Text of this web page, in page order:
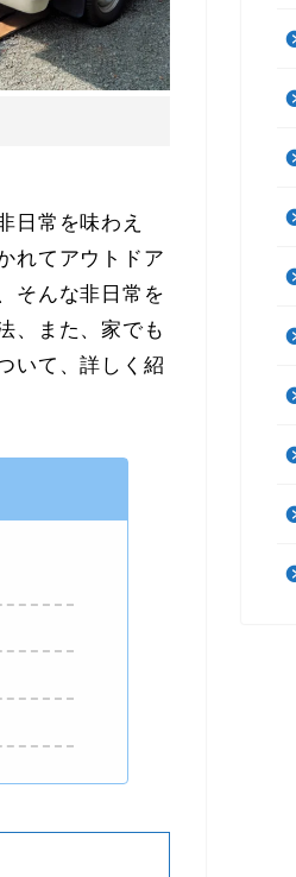
日常を味わえ
れてアウトドア
そんな非日常を
、また、家でも
いて、詳しく紹